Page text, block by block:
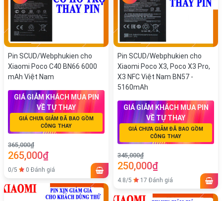
Pin SCUD/Webphukien cho
Xiaomi Poco C40 BN66 6000
mAh Việt Nam
GIÁ GIẢM KHÁCH MUA PIN
VỀ TỰ THAY
GIÁ CHƯA GIẢM ĐÃ BAO GỒM
CÔNG THAY
365,000₫
265,000₫
0/5 0 Đánh giá
Pin SCUD/Webphukien cho
Xiaomi Poco X3, Poco X3 Pro,
X3 NFC Việt Nam BN57 -
5160mAh
GIÁ GIẢM KHÁCH MUA PIN
VỀ TỰ THAY
GIÁ CHƯA GIẢM ĐÃ BAO GỒM
CÔNG THAY
345,000₫
250,000₫
4.8/5 17 Đánh giá